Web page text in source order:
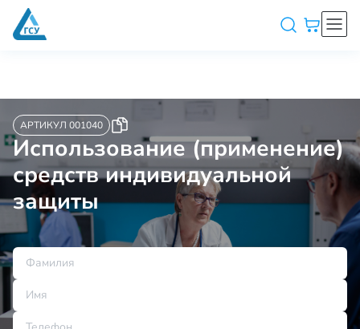
АРТИКУЛ 001040
Использование (применение)
средств индивидуальной
защиты